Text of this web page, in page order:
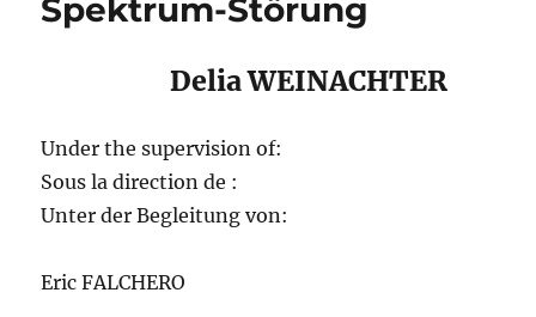
Spektrum-Störung
Delia WEINACHTER
Under the supervision of:
Sous la direction de :
Unter der Begleitung von:
Eric FALCHERO